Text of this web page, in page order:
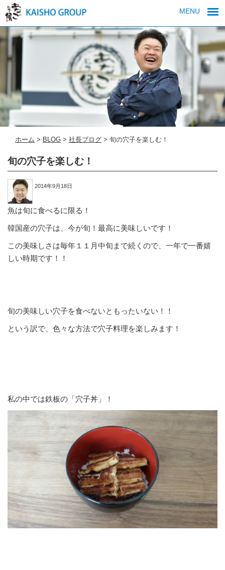
MENU
ホーム > BLOG > 社長ブログ > 旬の穴子を楽しむ！
旬の穴子を楽しむ！
2014年9月18日
魚は旬に食べるに限る！
韓国産の穴子は、今が旬！最高に美味しいです！
この美味しさは毎年１１月中旬まで続くので、一年で一番嬉
しい時期です！！
旬の美味しい穴子を食べないともったいない！！
という訳で、色々な方法で穴子料理を楽しみます！
私の中では鉄板の「穴子丼」！